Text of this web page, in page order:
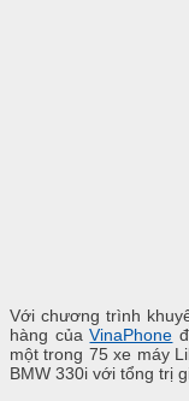
Với chương trình
hàng củaVinaPhone
một trong 75 xe máy
BMW 330i với tổng trị